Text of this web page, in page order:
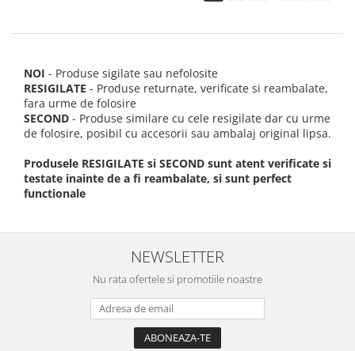
NOI - Produse sigilate sau nefolosite
RESIGILATE - Produse returnate, verificate si reambalate,
fara urme de folosire
SECOND - Produse similare cu cele resigilate dar cu urme
de folosire, posibil cu accesorii sau ambalaj original lipsa.
Produsele RESIGILATE si SECOND sunt atent verificate si
testate inainte de a fi reambalate, si sunt perfect
functionale
NEWSLETTER
Nu rata ofertele si promotiile noastre